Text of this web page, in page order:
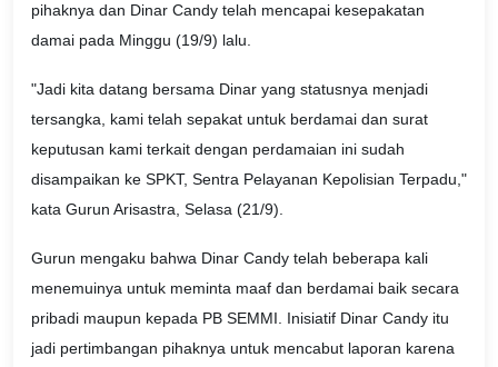
pihaknya dan Dinar Candy telah mencapai kesepakatan
damai pada Minggu (19/9) lalu.
"Jadi kita datang bersama Dinar yang statusnya menjadi
tersangka, kami telah sepakat untuk berdamai dan surat
keputusan kami terkait dengan perdamaian ini sudah
disampaikan ke SPKT, Sentra Pelayanan Kepolisian Terpadu,"
kata Gurun Arisastra, Selasa (21/9).
Gurun mengaku bahwa Dinar Candy telah beberapa kali
menemuinya untuk meminta maaf dan berdamai baik secara
pribadi maupun kepada PB SEMMI. Inisiatif Dinar Candy itu
jadi pertimbangan pihaknya untuk mencabut laporan karena